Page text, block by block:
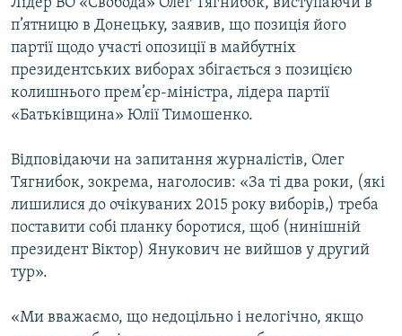
Усі сайти RFE/RL
Лідер ВО «Свобода» Олег Тягнибок, виступаючи в
п’ятницю в Донецьку, заявив, що позиція його
партії щодо участі опозиції в майбутніх
президентських виборах збігається з позицією
колишнього прем’єр-міністра, лідера партії
«Батьківщина» Юлії Тимошенко.
Відповідаючи на запитання журналістів, Олег
Тягнибок, зокрема, наголосив: «За ті два роки, (які
лишилися до очікуваних 2015 року виборів,) треба
поставити собі планку боротися, щоб (нинішній
президент Віктор) Янукович не вийшов у другий
тур».
«Ми вважаємо, що недоцільно і нелогічно, якщо